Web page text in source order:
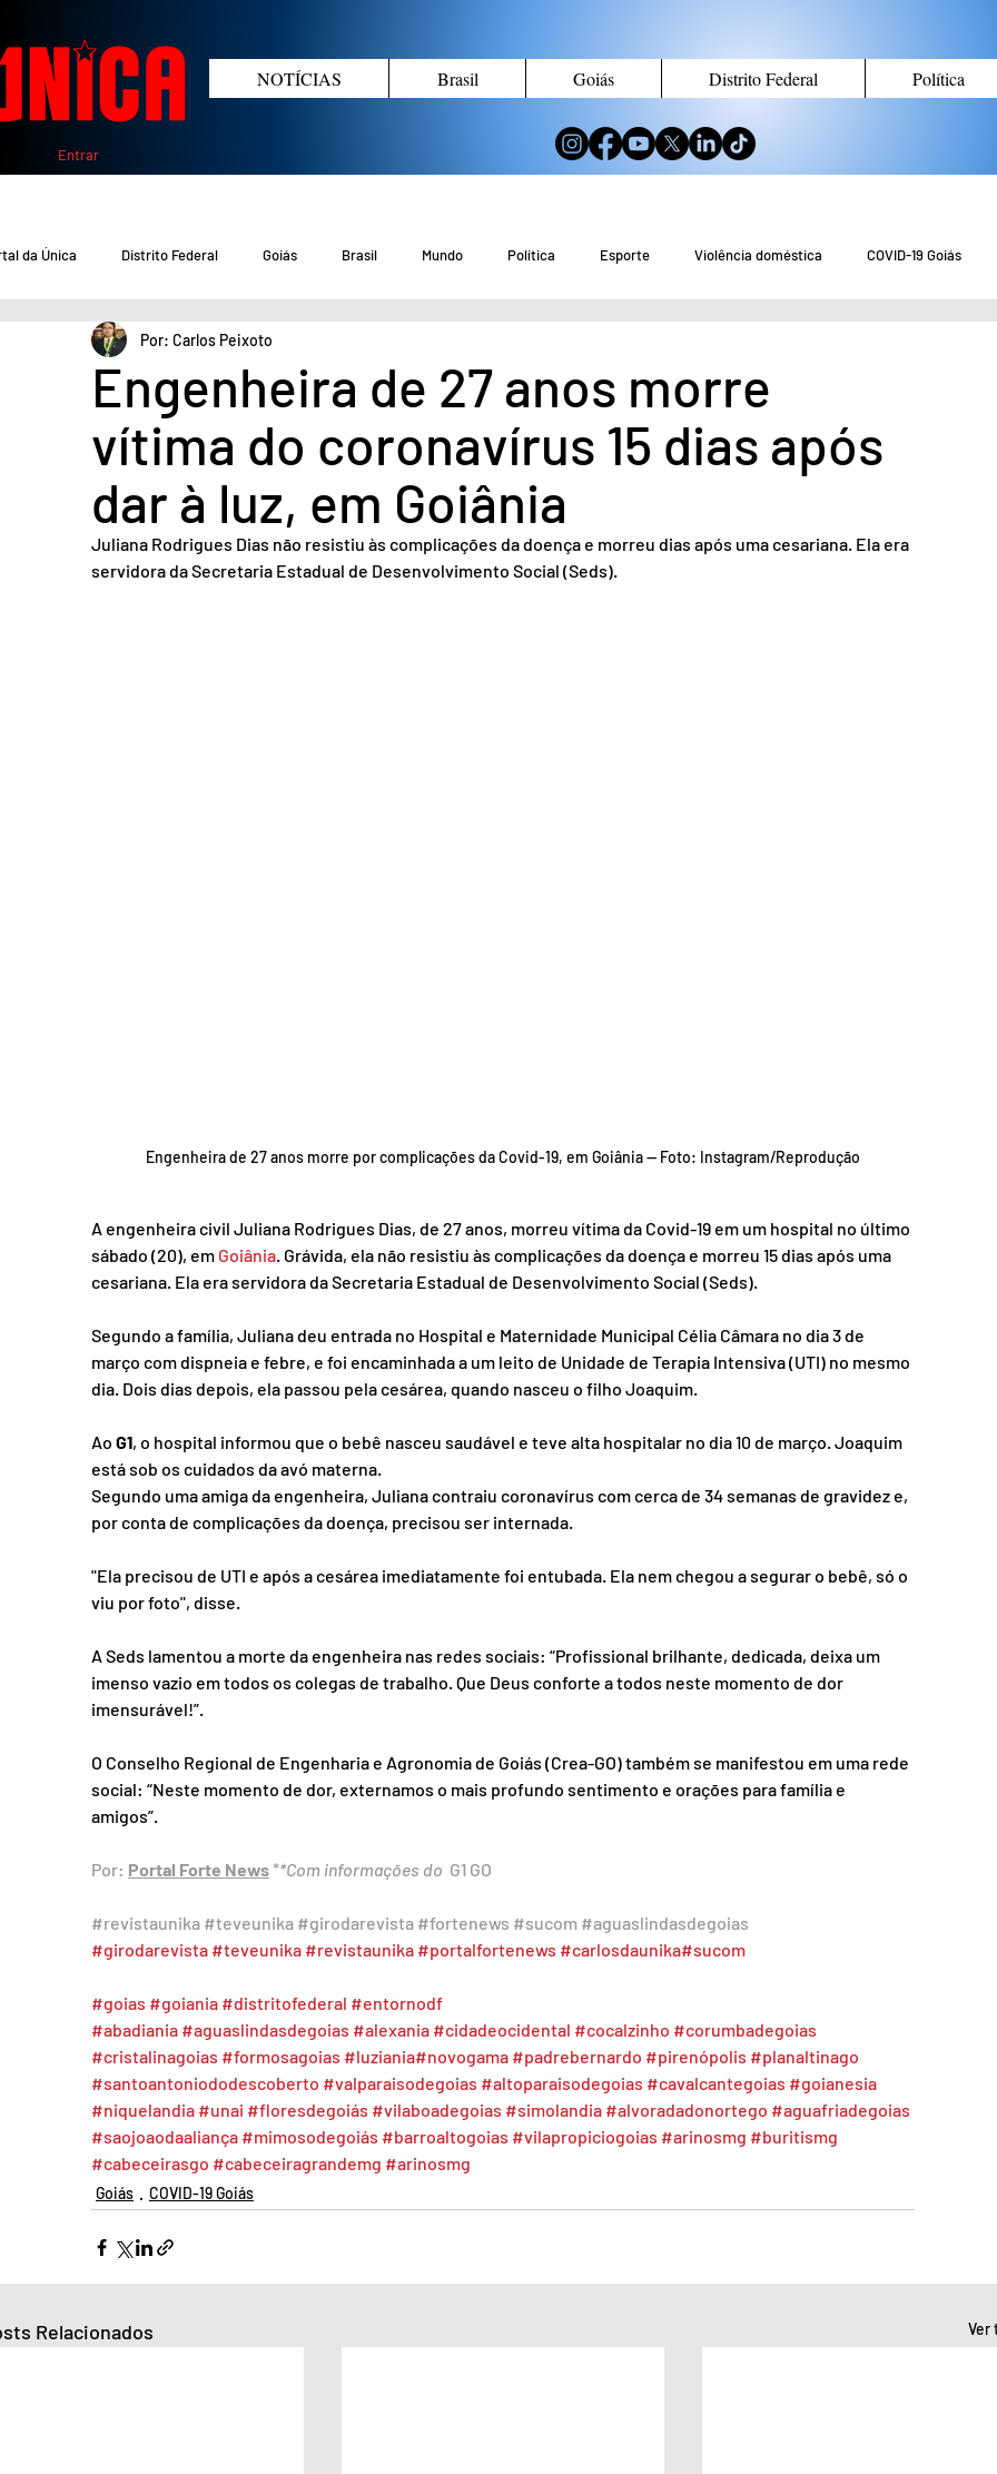
Entrar
NOTÍCIAS Brasil Goiás Distrito Federal Política
da Única Distrito Federal Goiás Brasil Mundo Política Esporte Violência doméstica COVID-19 Goiás
COVID-19 DF COVID-19 Brasil
Crime em Goiás Meio Ambiente Tecnologia Curiosidades
Acidente em Goiás Acidente no DF Entretenimento Transporte
Engenheira de 27 anos morre
vítima do coronavírus 15 dias após
dar à luz, em Goiânia
Por: Carlos Peixoto
Juliana Rodrigues Dias não resistiu às complicações da doença e morreu dias após uma cesariana. Ela era
servidora da Secretaria Estadual de Desenvolvimento Social (Seds).
Engenheira de 27 anos morre por complicações da Covid-19, em Goiânia — Foto: Instagram/Reprodução
A engenheira civil Juliana Rodrigues Dias, de 27 anos, morreu vítima da Covid-19 em um hospital no último
sábado (20), em Goiânia. Grávida, ela não resistiu às complicações da doença e morreu 15 dias após uma
cesariana. Ela era servidora da Secretaria Estadual de Desenvolvimento Social (Seds).
Segundo a família, Juliana deu entrada no Hospital e Maternidade Municipal Célia Câmara no dia 3 de
março com dispneia e febre, e foi encaminhada a um leito de Unidade de Terapia Intensiva (UTI) no mesmo
dia. Dois dias depois, ela passou pela cesárea, quando nasceu o filho Joaquim.
Ao G1, o hospital informou que o bebê nasceu saudável e teve alta hospitalar no dia 10 de março. Joaquim
está sob os cuidados da avó materna.
Segundo uma amiga da engenheira, Juliana contraiu coronavírus com cerca de 34 semanas de gravidez e,
por conta de complicações da doença, precisou ser internada.
"Ela precisou de UTI e após a cesárea imediatamente foi entubada. Ela nem chegou a segurar o bebê, só o
viu por foto", disse.
A Seds lamentou a morte da engenheira nas redes sociais: “Profissional brilhante, dedicada, deixa um
imenso vazio em todos os colegas de trabalho. Que Deus conforte a todos neste momento de dor
imensurável!”.
O Conselho Regional de Engenharia e Agronomia de Goiás (Crea-GO) também se manifestou em uma rede
social: “Neste momento de dor, externamos o mais profundo sentimento e orações para família e
amigos”.
Por: Portal Forte News **Com informações do G1 GO
#revistaunika #teveunika #girodarevista #fortenews #sucom #aguaslindasdegoias
#girodarevista #teveunika #revistaunika #portalfortenews #carlosdaunika#sucom
#goias #goiania #distritofederal #entornodf
#abadiania #aguaslindasdegoias #alexania #cidadeocidental #cocalzinho #corumbadegoias
#cristalinagoias #formosagoias #luziania#novogama #padrebernardo #pirenópolis #planaltinago
#santoantoniododescoberto #valparaisodegoias #altoparaisodegoias #cavalcantegoias #goianesia
#niquelandia #unai #floresdegoiás #vilaboadegoias #simolandia #alvoradadonortego #aguafriadegoias
#saojoaodaaliança #mimosodegoiás #barroaltogoias #vilapropiciogoias #arinosmg #buritismg
#cabeceirasgo #cabeceiragrandemg #arinosmg
Goiás COVID-19 Goiás
Relacionados Ver